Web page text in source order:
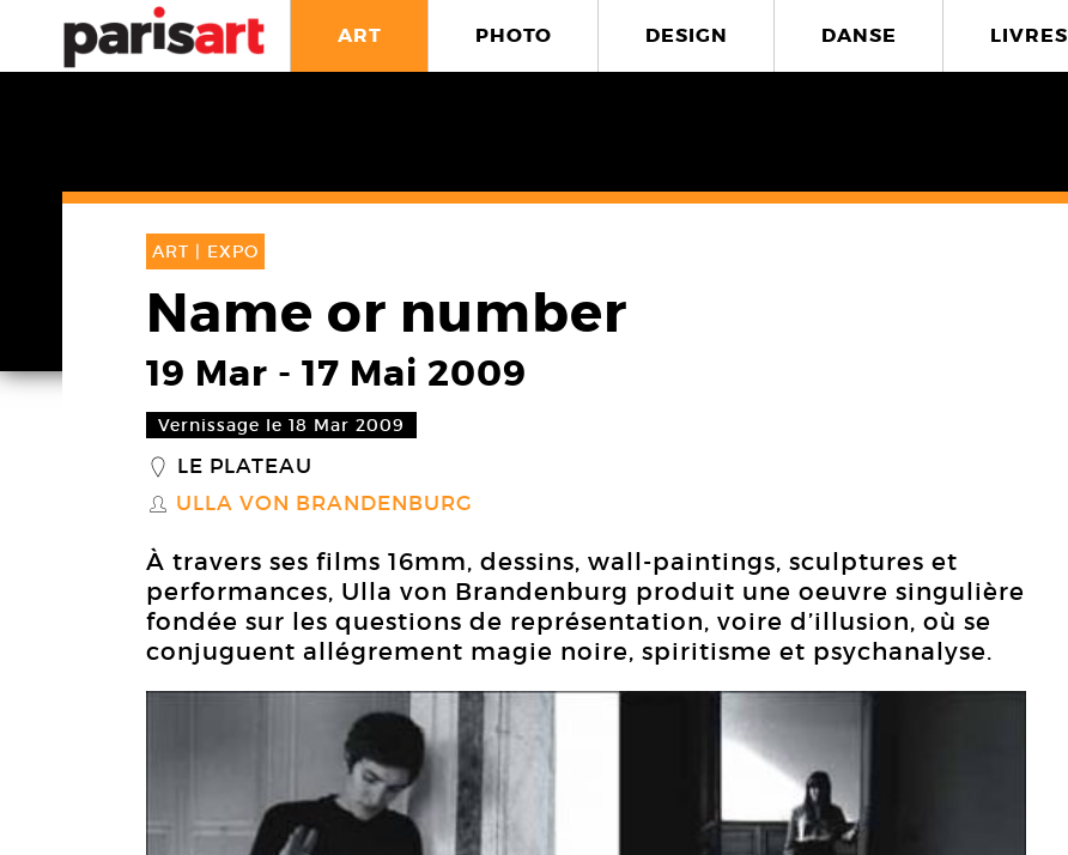
ART PHOTO DESIGN DANSE LIVRES
ART | EXPO
Name or number
19 Mar - 17 Mai 2009
Vernissage le 18 Mar 2009
_ LE PLATEAU
S ULLA VON BRANDENBURG
À travers ses films 16mm, dessins, wall-paintings, sculptures et
performances, Ulla von Brandenburg produit une oeuvre singulière
fondée sur les questions de représentation, voire d’illusion, où se
conjuguent allégrement magie noire, spiritisme et psychanalyse.